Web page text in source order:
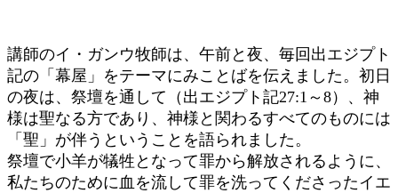
講師のイ・ガンウ牧師は、午前と夜、毎回出エジプト
記の「幕屋」をテーマにみことばを伝えました。初日
の夜は、祭壇を通して（出エジプト記27:1～8）、神
様は聖なる方であり、神様と関わるすべてのものには
「聖」が伴うということを語られました。
祭壇で小羊が犠牲となって罪から解放されるように、
私たちのために血を流して罪を洗ってくださったイエ